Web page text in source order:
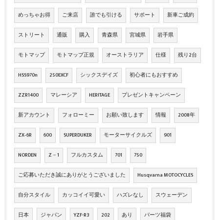
めっちゃお得 ご来店 誰でも引ける サポート 新車ご成約
ストリート 通販 購入 青森県 宮城県 岩手県
モトマップ モトマップ正規 オーストラリア 仕様 残り2台
HSS970n 250EXCF シックスデイズ 初心者にもおすすめ
ZZR1400 マレーシア HERITAGE プレゼントキャンペーン
新アカウント フォローミー お願い致します 情報 2008年
ZX‐6R 600 SUPERDUKER モーターサイクルズ 901
NORDEN Z－1 フルカスタム 701 750
ご応募いただき誠にありがとうございました Husqvarna MOTOCYCLES
自分スタイル カッコイイ可愛い ハズレなし スウェーデン
日本 ジャパン YZF-R3 202 あり パーツ福袋